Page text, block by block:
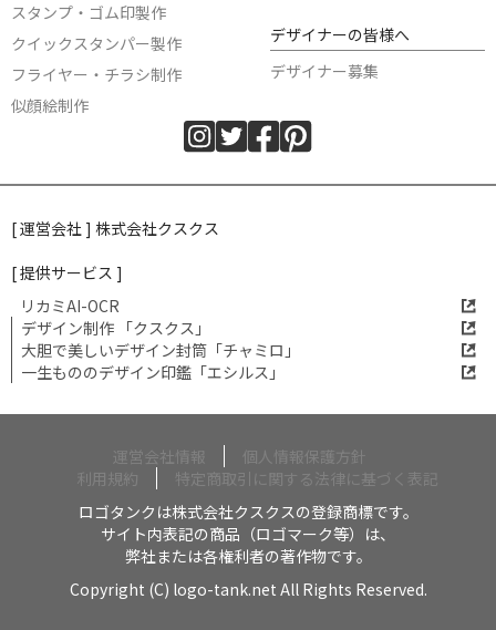
スタンプ・ゴム印製作
クイックスタンパー製作
フライヤー・チラシ制作
似顔絵制作
デザイナーの皆様へ
デザイナー募集
[ 運営会社 ] 株式会社クスクス
[ 提供サービス ]
リカミAI-OCR
デザイン制作 「クスクス」
大胆で美しいデザイン封筒「チャミロ」
一生もののデザイン印鑑「エシルス」
運営会社情報
個人情報保護方針
利用規約
特定商取引に関する法律に基づく表記
ロゴタンクは株式会社クスクスの登録商標です。
サイト内表記の商品（ロゴマーク等）は、
弊社または各権利者の著作物です。
Copyright (C) logo-tank.net All Rights Reserved.